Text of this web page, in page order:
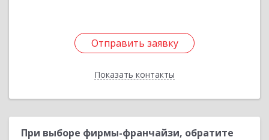
Отправить заявку
Показать контакты
Отправить заявку
Назад
При выборе фирмы-франчайзи, обратите